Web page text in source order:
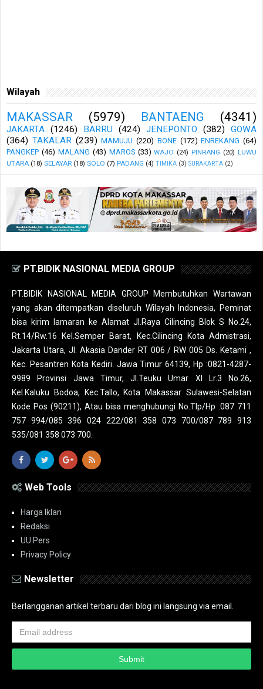
Wilayah
MAKASSAR (5979) BANTAENG (4341)
JAKARTA (1246) BARRU (424) JENEPONTO (382)
GOWA
(364) TAKALAR (239) MAMUJU (220) BONE (172) ENREKANG (64)
PANGKEP (46) MALANG (43) MAROS (33) WAJO (24) PINRANG (20) LUWU
UTARA (18) SELAYAR (18) SOLO (7) PADANG (4) TIMIKA (3) SURAKARTA (2)
PT.BIDIK NASIONAL MEDIA GROUP
PT.BIDIK NASIONAL MEDIA GROUP Membutuhkan Wartawan
yang akan ditempatkan diseluruh Wilayah Indonesia, Peminat
bisa kirim lamaran ke Alamat Jl.Raya Cilincing Blok S No.24,
Rt.14/Rw.16 Kel.Semper Barat, Kec.Cilincing Kota Admistrasi,
Jakarta Utara, Jl. Akasia Dander RT 006 / RW 005 Ds. Ketami ,
Kec. Pesantren Kota Kediri. Jawa Timur 64139, Hp :0821-4287-
9989 Provinsi Jawa Timur, Jl.Teuku Umar XI Lr.3 No.26,
Kel.Kaluku Bodoa, Kec.Tallo, Kota Makassar Sulawesi-Selatan
Kode Pos (90211), Atau bisa menghubungi No.Tlp/Hp :087 711
757 994/085 396 024 222/081 358 073 700/087 789 913
535/081 358 073 700.
Web Tools
Harga Iklan
Redaksi
UU Pers
Privacy Policy
Newsletter
Berlangganan artikel terbaru dari blog ini langsung via email.